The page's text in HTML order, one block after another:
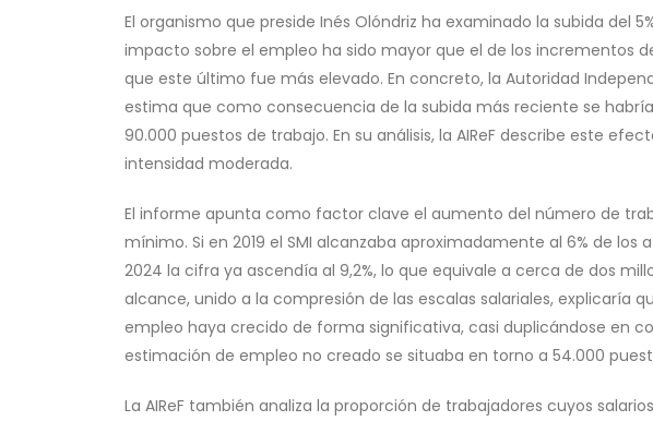
El organismo que preside Inés Olóndriz ha examinado la subida del
impacto sobre el empleo ha sido mayor que el de los incrementos
que este último fue más elevado. En concreto, la Autoridad
estima que como consecuencia de la subida más reciente se
90.000 puestos de trabajo. En su análisis, la AIReF describe este
intensidad moderada.
El informe apunta como factor clave el aumento del número de
mínimo. Si en 2019 el SMI alcanzaba aproximadamente al 6% de los
2024 la cifra ya ascendía al 9,2%, lo que equivale a cerca de dos
alcance, unido a la compresión de las escalas salariales, explicaría
empleo haya crecido de forma significativa, casi duplicándose en
estimación de empleo no creado se situaba en torno a 54.000
La AIReF también analiza la proporción de trabajadores cuyos